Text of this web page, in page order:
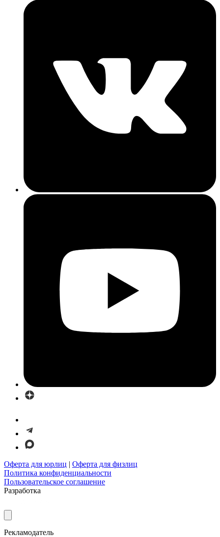
Оферта для юрлиц | Оферта для физлиц
Политика конфиденциальности
Пользовательское соглашение
Разработка
Рекламодатель